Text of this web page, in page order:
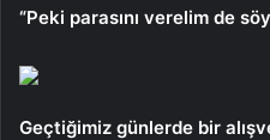
“Peki parasını verelim de
Geçtiğimiz günlerde bir